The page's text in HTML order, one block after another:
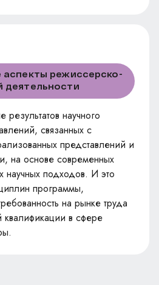
аспекты режиссерско-
деятельности
научного
связанных с
представлений и
на основе современных
подходов. И это
программы,
на рынке труда
в сфере